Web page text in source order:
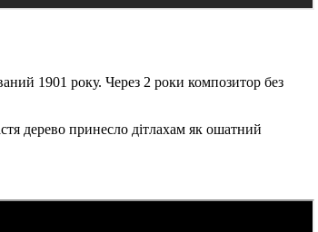
1901 року. Через 2 роки композитор без
дерево принесло дітлахам як ошатний